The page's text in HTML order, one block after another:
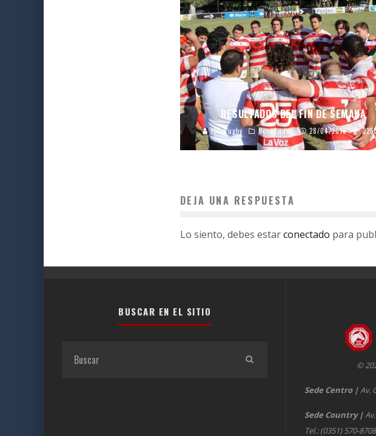
RESULTADOS DEL FIN DE SEMANA
JCC Rugby Novedades 28/04/2019
DEJA UNA RESPUESTA
Lo siento, debes estarconectado para
BUSCAR EN EL SITIO
©
Sede Centro |Av.
Sede Country |
Tel.: (0351) 570-